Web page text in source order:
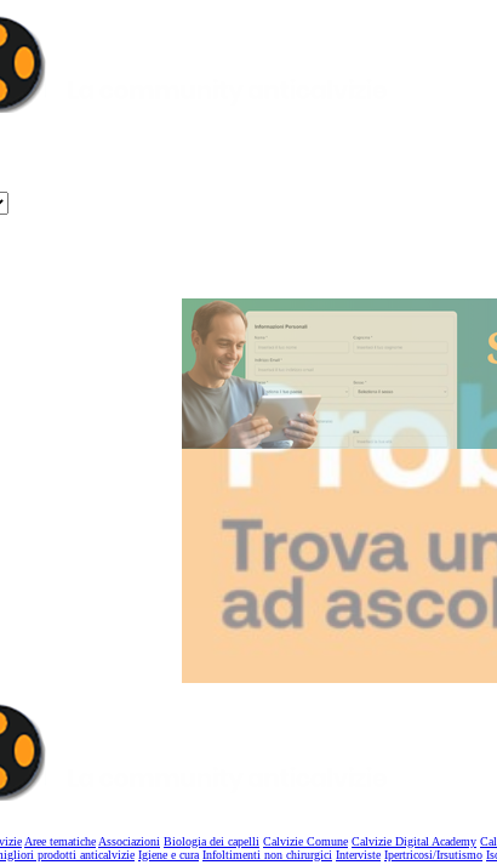
Aree tematicheAssociazioni Biologia dei capelli Calvizie Comune Calvizie Digital Academy
prodotti anticalvizie Igiene e cura Infoltimenti non chirurgici Interviste Ipertricosi/Irsutismo